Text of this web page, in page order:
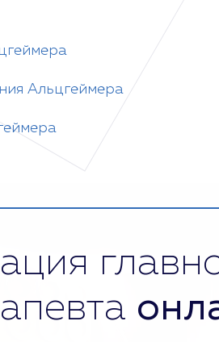
Альцгеймера